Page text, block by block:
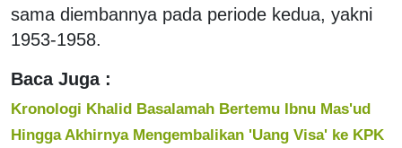
sama diembannya pada periode kedua, yakni
1953-1958.
Baca Juga :
Kronologi Khalid Basalamah Bertemu Ibnu Mas'ud
Hingga Akhirnya Mengembalikan 'Uang Visa' ke KPK